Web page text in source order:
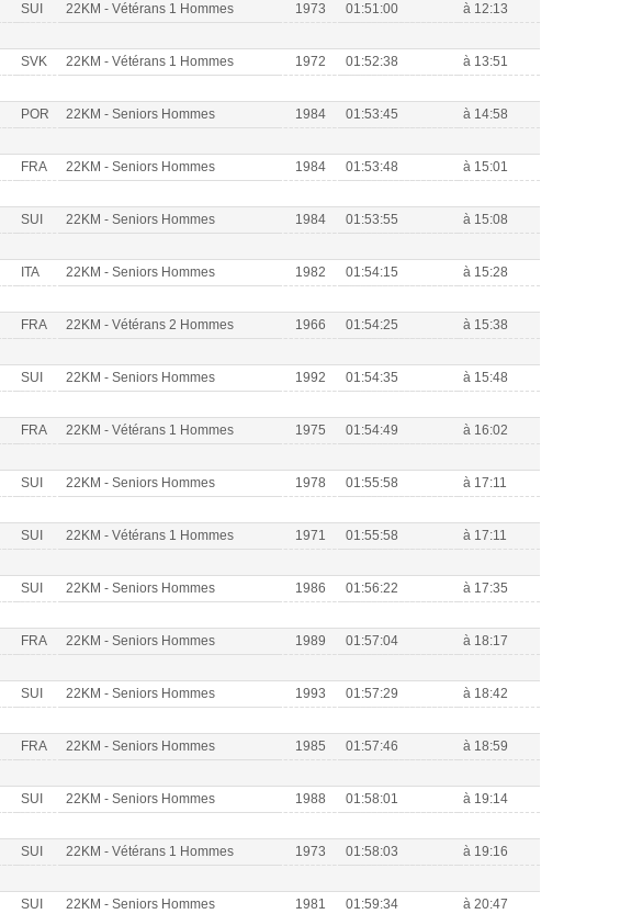
SUI 22KM - Vétérans 1 Hommes 1973 01:51:00 à 12:13
SVK 22KM - Vétérans 1 Hommes 1972 01:52:38 à 13:51
POR 22KM - Seniors Hommes 1984 01:53:45 à 14:58
FRA 22KM - Seniors Hommes 1984 01:53:48 à 15:01
SUI 22KM - Seniors Hommes 1984 01:53:55 à 15:08
ITA 22KM - Seniors Hommes 1982 01:54:15 à 15:28
FRA 22KM - Vétérans 2 Hommes 1966 01:54:25 à 15:38
SUI 22KM - Seniors Hommes 1992 01:54:35 à 15:48
FRA 22KM - Vétérans 1 Hommes 1975 01:54:49 à 16:02
SUI 22KM - Seniors Hommes 1978 01:55:58 à 17:11
SUI 22KM - Vétérans 1 Hommes 1971 01:55:58 à 17:11
SUI 22KM - Seniors Hommes 1986 01:56:22 à 17:35
FRA 22KM - Seniors Hommes 1989 01:57:04 à 18:17
SUI 22KM - Seniors Hommes 1993 01:57:29 à 18:42
FRA 22KM - Seniors Hommes 1985 01:57:46 à 18:59
SUI 22KM - Seniors Hommes 1988 01:58:01 à 19:14
SUI 22KM - Vétérans 1 Hommes 1973 01:58:03 à 19:16
SUI 22KM - Seniors Hommes 1981 01:59:34 à 20:47